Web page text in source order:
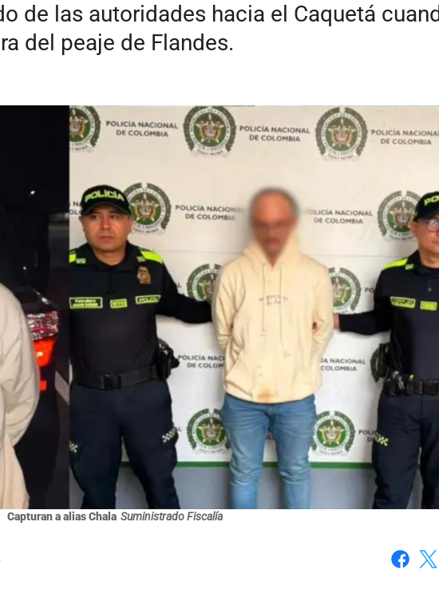
de las autoridades hacia el Caquetá
del peaje de Flandes.
Capturan a alias Chala Suministrado Fiscalía